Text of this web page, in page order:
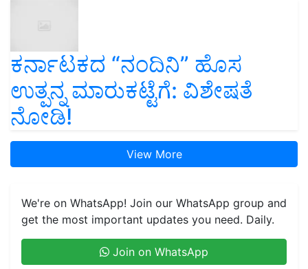
ಕರ್ನಾಟಕದ “ನಂದಿನಿ” ಹೊಸ
ಉತ್ಪನ್ನ ಮಾರುಕಟ್ಟೆಗೆ: ವಿಶೇಷತೆ
ನೋಡಿ!
View More
We're on WhatsApp! Join our WhatsApp group and
get the most important updates you need. Daily.
Join on WhatsApp